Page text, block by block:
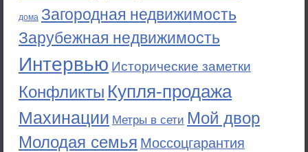
дома Загородная недвижимость
Зарубежная недвижимость
Интервью Исторические заметки
Конфликты Купля-продажа
Махинации Метры в сети Мой двор
Молодая семья Моссоцгарантия